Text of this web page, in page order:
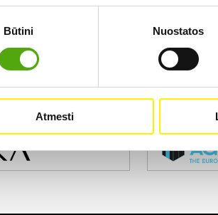
Būtini Nuostatos
Atmesti Projekto